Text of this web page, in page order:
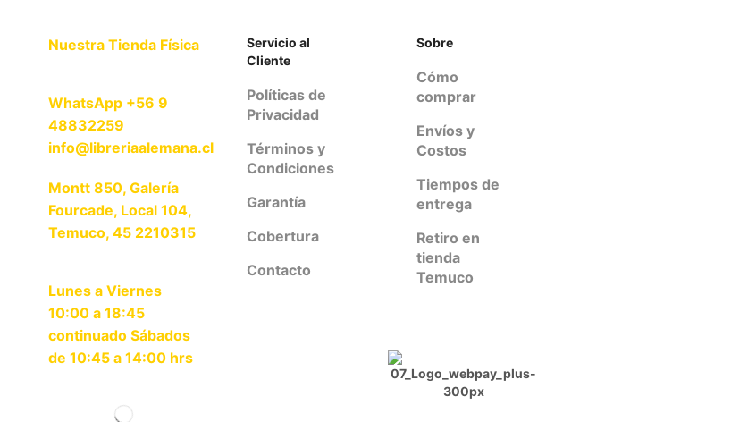
Nuestra Tienda Física
WhatsApp +56 9
48832259
info@libreriaalemana.cl
Montt 850, Galería
Fourcade, Local 104,
Temuco, 45 2210315
Lunes a Viernes
10:00 a 18:45
continuado Sábados
de 10:45 a 14:00 hrs
Servicio al
Cliente
Políticas de
Privacidad
Términos y
Condiciones
Garantía
Cobertura
Contacto
Sobre
Cómo
comprar
Envíos y
Costos
Tiempos de
entrega
Retiro en
tienda
Temuco